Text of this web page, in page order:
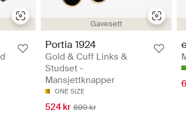
Gavesett
Portia 1924
Gold & Cuff Links &
Studset -
Mansjettknapper
ONE SIZE
524 kr 699 kr